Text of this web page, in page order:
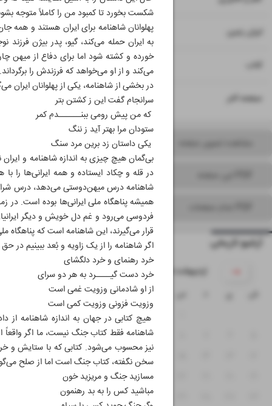
شکست بخورد تا کمبود من را کاملاً متوجه
پهلوانان شاهنامه برای ایران هستند و
به ایران حمله می‌کند، گیو، پدر بیژن
خورده و کشته شود اما برای دفاع از میهن
می‌کند و از او می‌خواهد که فرزندش را برگرداند.
در بخشی از شاهنامه، یکی از پهلوانان ایران
سرانجام گفت این ز کشتن بتر
که من پیش رومی ببنــــــدم کمر
ستودان مرا بهتر آید ز ننگ
یکی داستان زد برین مرد سنگ
بی‌گمان هیچ چیزی به اندازه شاهنامه و
در قله و چکاد ایستاده و همه ایرانی‌ها
شاهنامه درس میهن‌دوستی می‌دهد، درس
همیشه پناهگاه ملی ایرانی‌ها بوده است. در
فردوسی می‌رود و غم دل خویش و دیگر
قرار می‌گیرند، این شاهنامه است که پناهگاه
اگر شاهنامه را از یک زاویه و بُعد ببینیم
خرد رهنمای و خرد دلگشای
خرد دست گیــــرد به هر دو سرای
از او شادمانی وزویت غمی است
وزویت فزونی وزویت کمی است
هیچ کتابی در جهان به اندازه شاهنامه
شاهنامه فقط کتاب جنگ نیست، ما اگر
نیز محسوب می‌شود. کتابی که با ستایش و
سخن نگفته، کتاب جنگ است اما از صلح
مسازید جنگ و مریزید خون
مباشید کس را به بد رهنمون
ایران زمین ۱۴
کتاب ۱۵
صفحه آخر ۱۶
آرشیو تاریخی
۱۴۰۵ اردیبهشت
پ ج
۳
۴
۱۰
۱۱
۱۷
۱۸
۲۳ ۲۴
۲۵
۳۰ ۳۱